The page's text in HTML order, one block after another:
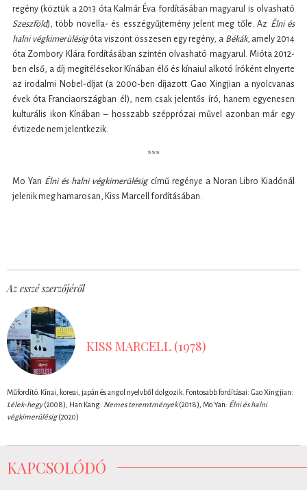
regény (köztük a 2013 óta Kalmár Éva fordításában magyarul is olvasható
Szeszföld), több novella- és esszégyűjtemény jelent meg tőle. Az Élni és
halni végkimerülésigóta viszont összesen egy regény, a Békák, amely 2014
óta Zombory Klára fordításában szintén olvasható magyarul. Mióta 2012-
ben első, a díj megítélésekor Kínában élő és kínaiul alkotó íróként elnyerte
az irodalmi Nobel-díjat (a 2000-ben díjazott Gao Xingjian a nyolcvanas
évek óta Franciaországban él), nem csak jelentős író, hanem egyenesen
kulturális ikon Kínában – hosszabb szépprózai művel azonban már egy
évtizede nem jelentkezik.
***
Mo Yan Élni és halni végkimerülésigcímű regénye a Noran Libro Kiadónál
jelenik meg hamarosan, Kiss Marcell fordításában.
Az esszé szerzőjéről
KISS MARCELL (1978)
Műfordító. Kínai, koreai, japán és angol nyelvből dolgozik. Fontosabb fordításai: Gao Xingjian:
Lélek-hegy(2008), Han Kang: Nemes teremtmények(2018), Mo Yan: Élni és halni
végkimerülésig(2020)
KAPCSOLÓDÓ